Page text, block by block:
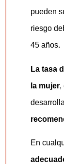
pueden
riesgo
45 años.
La tasa
la mujer,
En